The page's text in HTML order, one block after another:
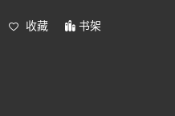
收藏 书架